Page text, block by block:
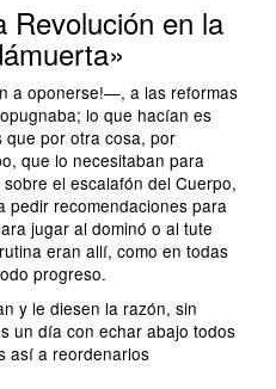
Revolución en la
a oponerse!—, a las reformas
lo que hacían es
que por otra cosa, por
que lo necesitaban para
el escalafón del Cuerpo,
pedir recomendaciones para
jugar al dominó o al tute
eran allí, como en todas
progreso.
y le diesen la razón, sin
un día con echar abajo todos
así a reordenarlos